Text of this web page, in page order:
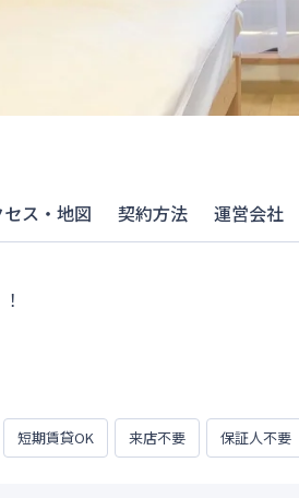
セス・地図 契約方法 運営会社
短期賃貸OK 来店不要 保証人不要